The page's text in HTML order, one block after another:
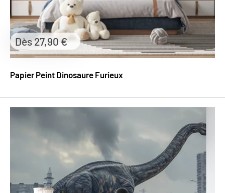
Papier Peint Dinosaure Furieux
Prix
réduit
Dès 27,90 €